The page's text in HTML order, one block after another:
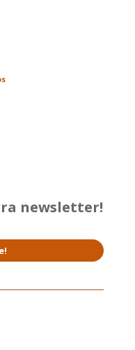
newsletter!